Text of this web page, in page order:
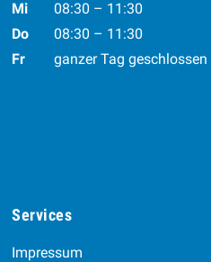
Mi
08:30 – 11:30
Do
08:30 – 11:30
Fr
ganzer Tag geschlossen
Services
Impressum